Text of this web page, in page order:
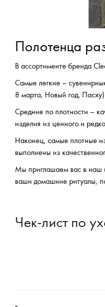
Полотенца
В ассортименте бренда
Самые легкие –
8 марта, Новый год,
Средние по плотности –
изделия из ценного и
Наконец, самые плотные
выполнены из
Мы приглашаем вас в наш
ваши домашние ритуалы,
Чек-лист по